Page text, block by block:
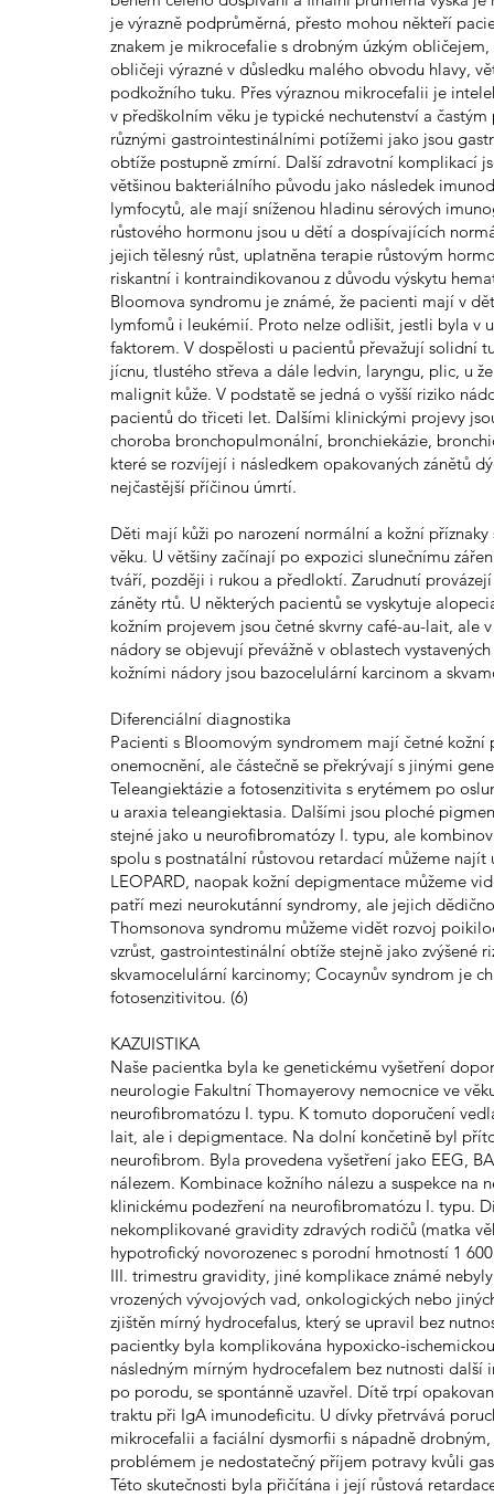
je výrazně podprůměrná, přesto mohou někteří
znakem je mikrocefalie s drobným úzkým
obličeji výrazné v důsledku malého obvodu hlavy,
podkožního tuku. Přes výraznou mikrocefalii je
v předškolním věku je typické nechutenství a
různými gastrointestinálními potížemi jako jsou
obtíže postupně zmírní. Další zdravotní komplikací
většinou bakteriálního původu jako následek
lymfocytů, ale mají sníženou hladinu sérových
růstového hormonu jsou u dětí a dospívajících
jejich tělesný růst, uplatněna terapie růstovým
riskantní i kontraindikovanou z důvodu výskytu
Bloomova syndromu je známé, že pacienti mají v
lymfomů i leukémií. Proto nelze odlišit, jestli byla v
faktorem. V dospělosti u pacientů převažují solidní
jícnu, tlustého střeva a dále ledvin, laryngu, plic, u
malignit kůže. V podstatě se jedná o vyšší riziko
pacientů do třiceti let. Dalšími klinickými projevy
choroba bronchopulmonální, bronchiekázie,
které se rozvíjejí i následkem opakovaných zánětů
nejčastější příčinou úmrtí.
Děti mají kůži po narození normální a kožní
věku. U většiny začínají po expozici slunečnímu
tváří, později i rukou a předloktí. Zarudnutí
záněty rtů. U některých pacientů se vyskytuje
kožním projevem jsou četné skvrny café-au-lait,
nádory se objevují převážně v oblastech
kožními nádory jsou bazocelulární karcinom a
Diferenciální diagnostika
Pacienti s Bloomovým syndromem mají četné
onemocnění, ale částečně se překrývají s jinými
Teleangiektázie a fotosenzitivita s erytémem po
u araxia teleangiektasia. Dalšími jsou ploché
stejné jako u neurofibromatózy I. typu, ale
spolu s postnatální růstovou retardací můžeme najít
LEOPARD, naopak kožní depigmentace můžeme
patří mezi neurokutánní syndromy, ale jejich
Thomsonova syndromu můžeme vidět rozvoj
vzrůst, gastrointestinální obtíže stejně jako zvýšené
skvamocelulární karcinomy; Cocaynův syndrom je
fotosenzitivitou. (6)
KAZUISTIKA
Naše pacientka byla ke genetickému vyšetření
neurologie Fakultní Thomayerovy nemocnice ve
neurofibromatózu I. typu. K tomuto doporučení
lait, ale i depigmentace. Na dolní končetině byl
neurofibrom. Byla provedena vyšetření jako EEG,
nálezem. Kombinace kožního nálezu a suspekce
klinickému podezření na neurofibromatózu I. typu.
nekomplikované gravidity zdravých rodičů (matka
hypotrofický novorozenec s porodní hmotností 1
III. trimestru gravidity, jiné komplikace známé
vrozených vývojových vad, onkologických nebo
zjištěn mírný hydrocefalus, který se upravil bez
pacientky byla komplikována hypoxicko-
následným mírným hydrocefalem bez nutnosti
po porodu, se spontánně uzavřel. Dítě trpí
traktu při IgA imunodeficitu. U dívky přetrvává
mikrocefalii a faciální dysmorfii s nápadně
problémem je nedostatečný příjem potravy kvůli
Této skutečnosti byla přičítána i její růstová